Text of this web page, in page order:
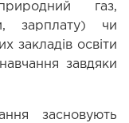
газ,
зарплату) чи
закладів освіти
завдяки
засновують